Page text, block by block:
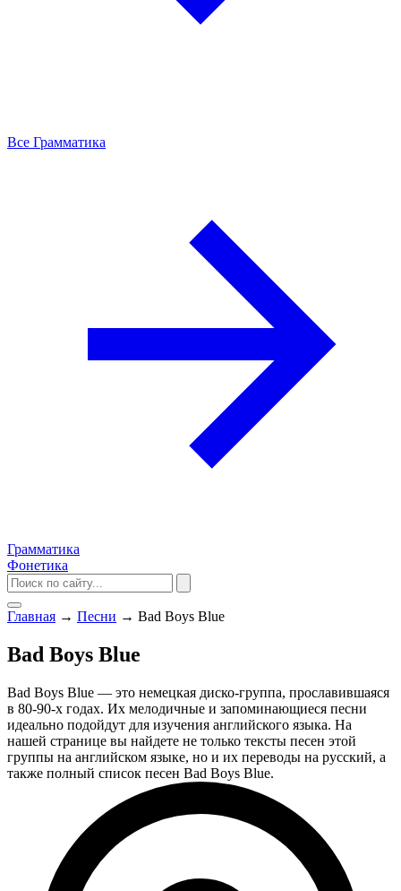
Все Грамматика
Грамматика
Фонетика
Главная → Песни → Bad Boys Blue
Bad Boys Blue
Bad Boys Blue — это немецкая диско-группа, прославившаяся
в 80-90-х годах. Их мелодичные и запоминающиеся песни
идеально подойдут для изучения английского языка. На
нашей странице вы найдете не только тексты песен этой
группы на английском языке, но и их переводы на русский, а
также полный список песен Bad Boys Blue.